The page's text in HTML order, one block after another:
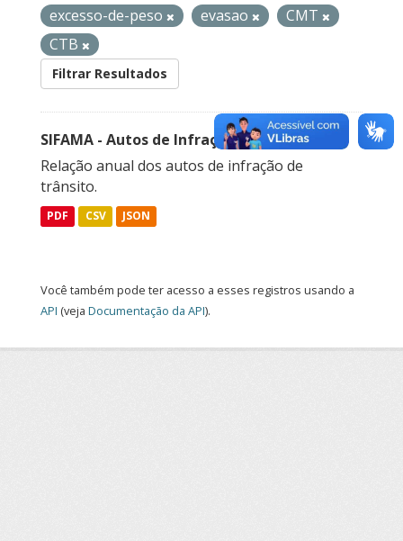
excesso-de-peso
evasao
CMT
CTB
Filtrar Resultados
SIFAMA - Autos de Infração de Trânsito
Relação anual dos autos de infração de
trânsito.
PDF CSV JSON
Você também pode ter acesso a esses registros usando a
API (veja Documentação da API).